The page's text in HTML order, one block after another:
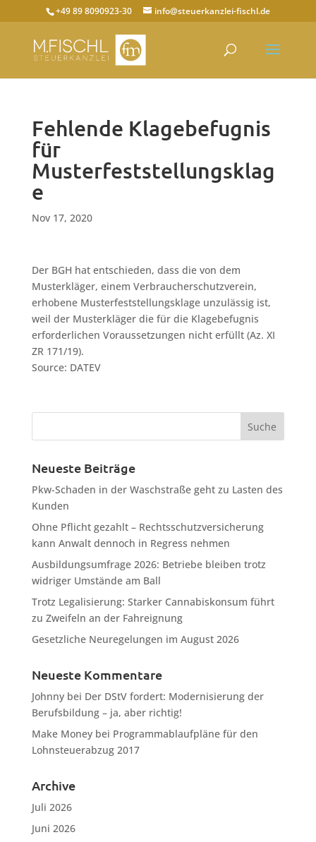
+49 89 8090923-30 info@steuerkanzlei-fischl.de
Fehlende Klagebefugnis
für
Musterfeststellungsklag
e
Nov 17, 2020
Der BGH hat entschieden, dass die von dem
Musterkläger, einem Verbraucherschutzverein,
erhobene Musterfeststellungsklage unzulässig ist,
weil der Musterkläger die für die Klagebefugnis
erforderlichen Voraussetzungen nicht erfüllt (Az. XI
ZR 171/19).
Source: DATEV
Neueste Beiträge
Pkw-Schaden in der Waschstraße geht zu Lasten des
Kunden
Ohne Pflicht gezahlt – Rechtsschutzversicherung
kann Anwalt dennoch in Regress nehmen
Ausbildungsumfrage 2026: Betriebe bleiben trotz
widriger Umstände am Ball
Trotz Legalisierung: Starker Cannabiskonsum führt
zu Zweifeln an der Fahreignung
Gesetzliche Neuregelungen im August 2026
Neueste Kommentare
Johnnybei Der DStV fordert: Modernisierung der
Berufsbildung – ja, aber richtig!
Make Moneybei Programmablaufpläne für den
Lohnsteuerabzug 2017
Archive
Juli 2026
Juni 2026